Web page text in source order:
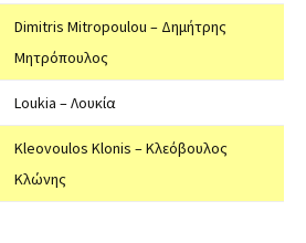
Dimitris Mitropoulou – Δημήτρης
Μητρόπουλος
Loukia – Λουκία
Kleovoulos Klonis – Κλεόβουλος
Κλώνης